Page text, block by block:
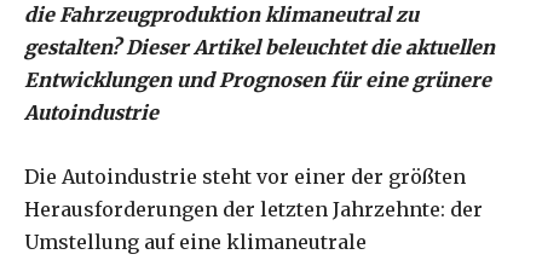
die Fahrzeugproduktion klimaneutral zu
gestalten? Dieser Artikel beleuchtet die aktuellen
Entwicklungen und Prognosen für eine grünere
Autoindustrie
Die Autoindustrie steht vor einer der größten
Herausforderungen der letzten Jahrzehnte: der
Umstellung auf eine klimaneutrale